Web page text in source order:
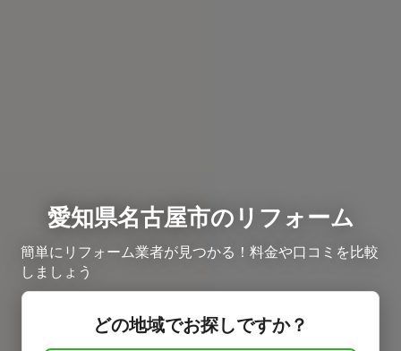
愛知県名古屋市のリフォーム
簡単にリフォーム業者が見つかる！料金や口コミを比較
しましょう
どの地域でお探しですか？